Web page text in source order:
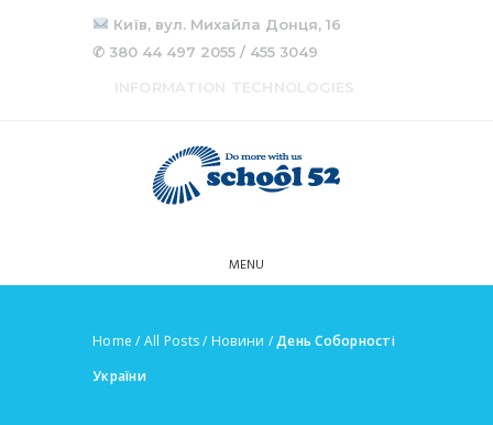
Київ, вул. Михайла Донця, 16
✆ 380 44 497 2055 / 455 3049
MENU
Home / All Posts/ Новини /День Соборності
України